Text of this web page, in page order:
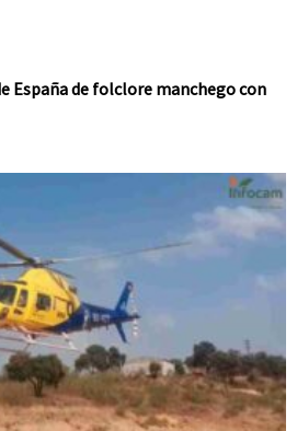
España de folclore manchego con